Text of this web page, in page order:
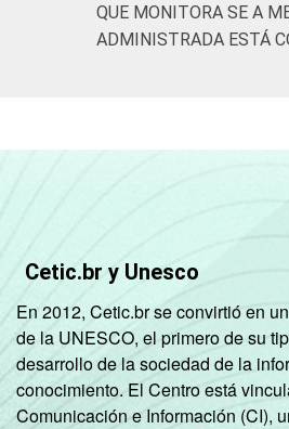
QUE MONITORA SE A
ADMINISTRADA ESTÁ
Cetic.br y Unesco
En 2012, Cetic.br se convirtió en
de la UNESCO, el primero de su
desarrollo de la sociedad de la
conocimiento. El Centro está
Comunicación e Información (CI),